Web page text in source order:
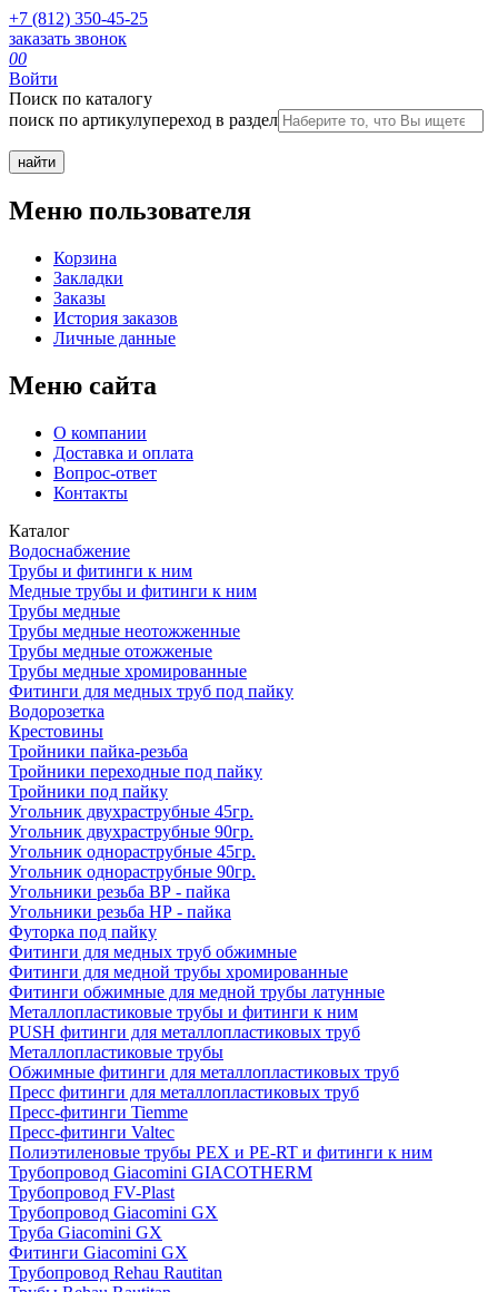
+7 (812) 350-45-25
заказать звонок
00
Войти
Поиск по каталогу
поиск по артикулупереход в раздел
Меню пользователя
Корзина
Закладки
Заказы
История заказов
Личные данные
Меню сайта
О компании
Доставка и оплата
Вопрос-ответ
Контакты
Каталог
Водоснабжение
Трубы и фитинги к ним
Медные трубы и фитинги к ним
Трубы медные
Трубы медные неотожженные
Трубы медные отожженые
Трубы медные хромированные
Фитинги для медных труб под пайку
Водорозетка
Крестовины
Тройники пайка-резьба
Тройники переходные под пайку
Тройники под пайку
Угольник двухраструбные 45гр.
Угольник двухраструбные 90гр.
Угольник однораструбные 45гр.
Угольник однораструбные 90гр.
Угольники резьба ВР - пайка
Угольники резьба НР - пайка
Футорка под пайку
Фитинги для медных труб обжимные
Фитинги для медной трубы хромированные
Фитинги обжимные для медной трубы латунные
Металлопластиковые трубы и фитинги к ним
PUSH фитинги для металлопластиковых труб
Металлопластиковые трубы
Обжимные фитинги для металлопластиковых труб
Пресс фитинги для металлопластиковых труб
Пресс-фитинги Tiemme
Пресс-фитинги Valtec
Полиэтиленовые трубы PEX и PE-RT и фитинги к ним
Трубопровод Giacomini GIACOTHERM
Трубопровод FV-Plast
Трубопровод Giacomini GX
Труба Giacomini GX
Фитинги Giacomini GX
Трубопровод Rehau Rautitan